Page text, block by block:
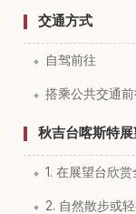
交通方式
自驾前往
搭乘公共交通前
秋吉台喀斯特
1. 在展望台欣赏
2. 自然散步或